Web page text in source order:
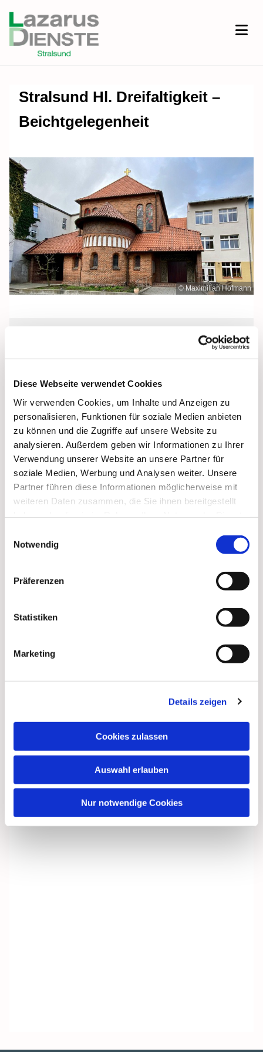
Diese Webseite verwendet Cookies
Wir verwenden Cookies, um Inhalte und Anzeigen zu
personalisieren, Funktionen für soziale Medien anbieten
zu können und die Zugriffe auf unsere Website zu
analysieren. Außerdem geben wir Informationen zu Ihrer
Verwendung unserer Website an unsere Partner für
soziale Medien, Werbung und Analysen weiter. Unsere
Partner führen diese Informationen möglicherweise mit
weiteren Daten zusammen, die Sie ihnen bereitgestellt
Notwendig
Präferenzen
Statistiken
Marketing
Details zeigen
Cookies zulassen
Auswahl erlauben
Nur notwendige Cookies
Stralsund Hl. Dreifaltigkeit –
Beichtgelegenheit
© Maximilian Hofmann
Donnerstag, 6. Januar 2028, 18:30
Heilige Dreifaltigkeit, Stralsund,
Frankenwall 7, 18439 Stralsund
interessieren